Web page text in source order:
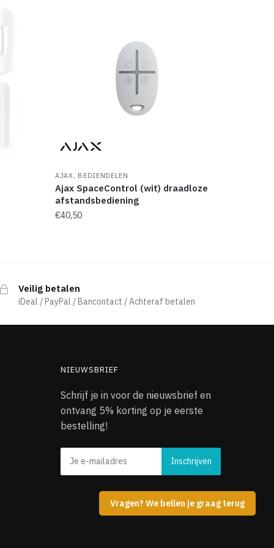
Vragen? We bellen je graag terug
AJAX, BEDIENDELEN
Ajax SpaceControl (wit) draadloze
afstandsbediening
€40,50
Veilig betalen
iDeal / PayPal / Bancontact / Achteraf betalen
NIEUWSBRIEF
Schrijf je in voor de nieuwsbrief en
ontvang 5% korting op je eerste
bestelling!